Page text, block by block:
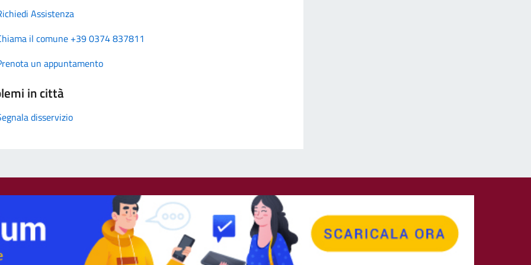
Assistenza
il comune +39 0374 837811
un appuntamento
in città
disservizio